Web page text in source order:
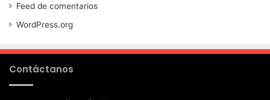
Feed de comentarios
WordPress.org
Contáctanos